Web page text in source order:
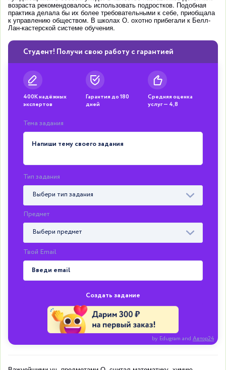
возраста рекомендовалось использовать подростков. Подобная
практика делала бы их более требовательными к себе, приобщала
к управлению обществом. В школах О. охотно прибегали к Белл-
Лан-кастерской системе обучения.
Студент! Получи свою работу с гарантией
400К надёжных
экспертов
Гарантия до 180
дней
Средняя оценка
услуг — 4,8
Тема задания
Тип задания
Выбери тип задания
Предмет
Выбери предмет
Твой Email
Создать задание
by Edugram and Автор24